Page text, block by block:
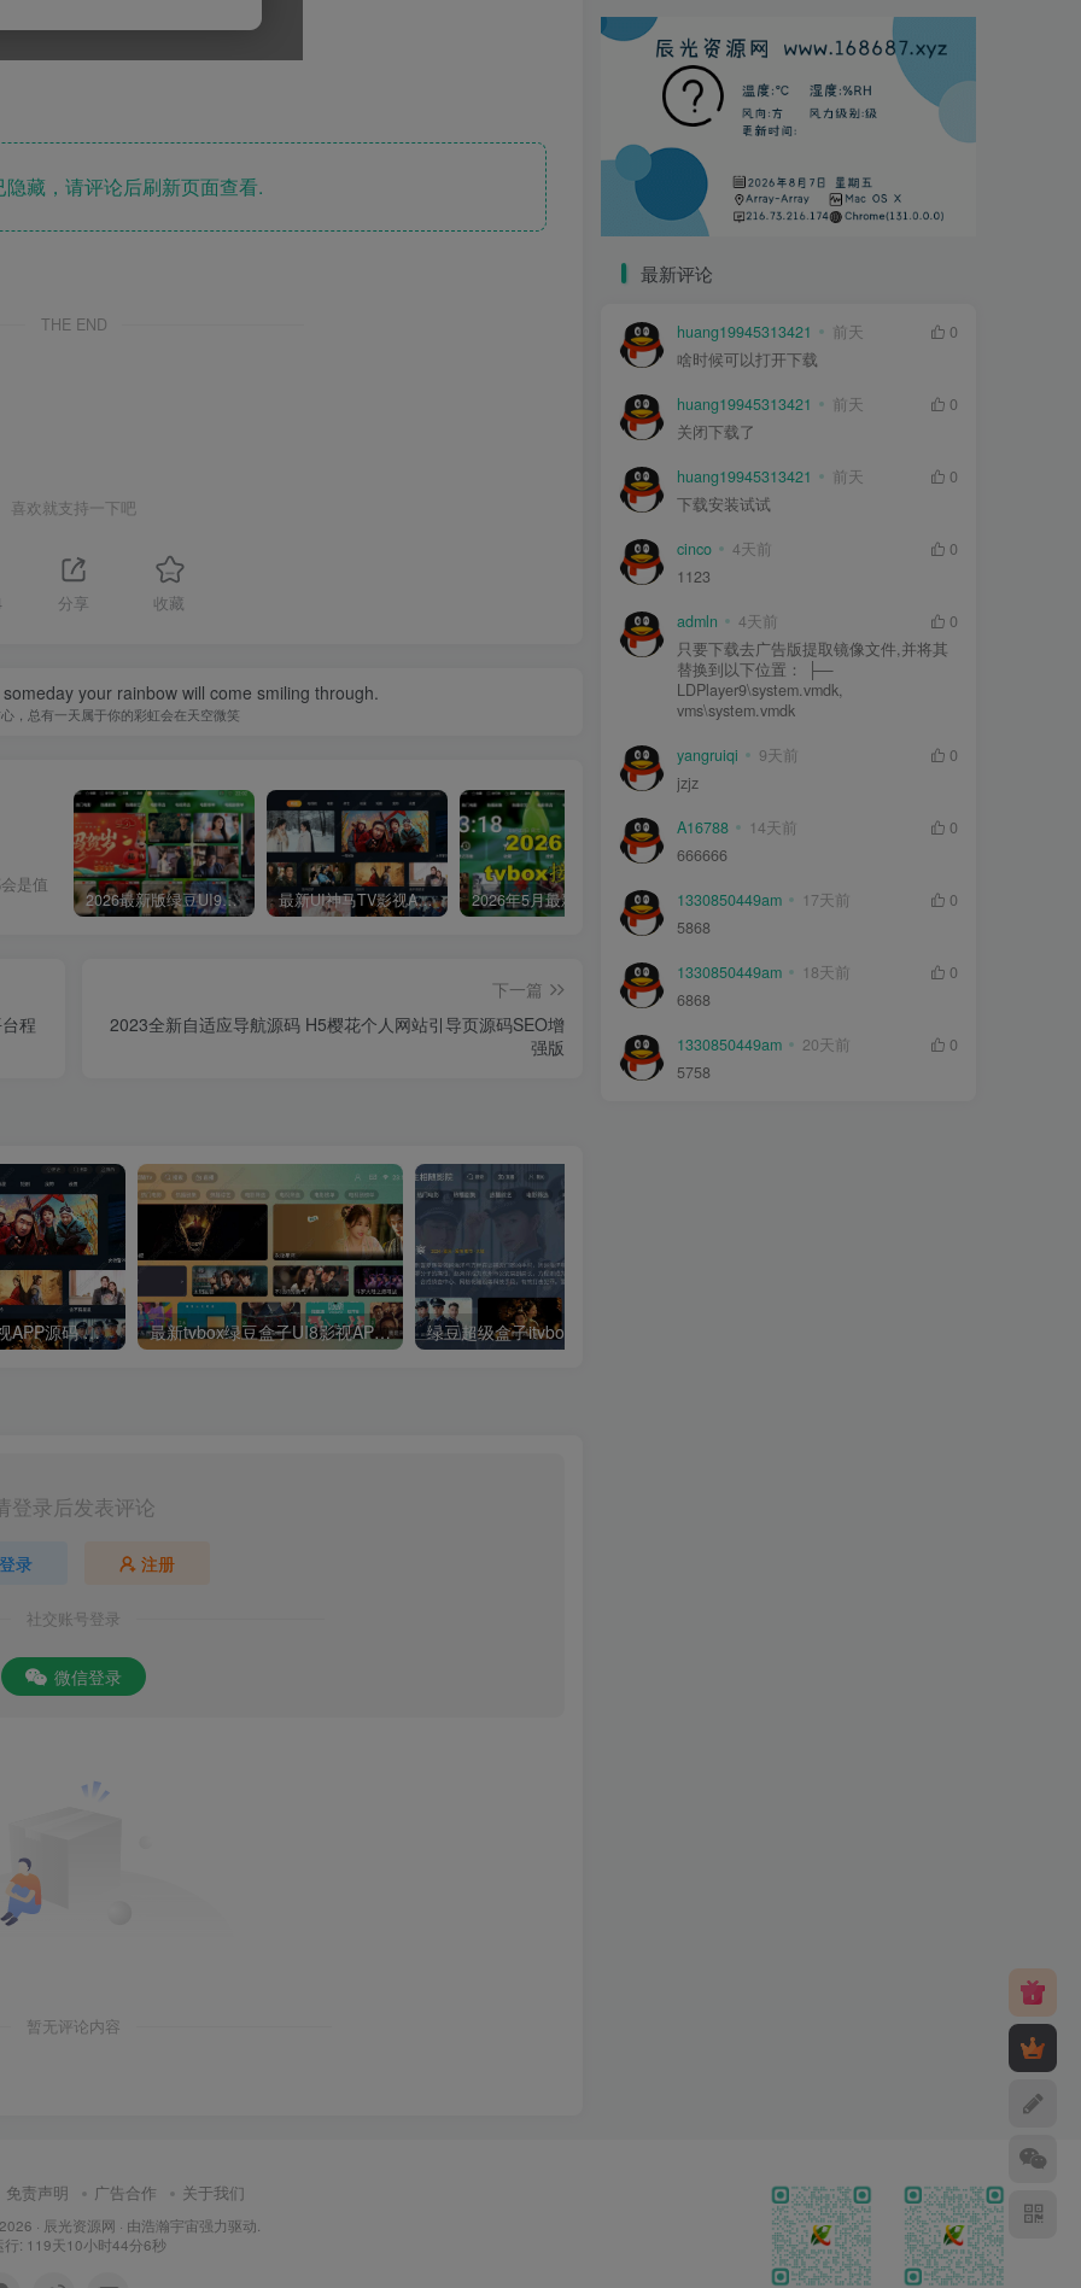
藏，请评论后刷新页面查看.
THE END
喜欢就支持一下吧
分享 收藏
your rainbow will come smiling through.
，总有一天属于你的彩虹会在天空微笑
是值
2026最新版绿豆UI9双端影视APP源码 最新UI神马TV影视APP源码 乐檬影视苹果CMS后台 包含前后端源码 2026年5月最新可用tvbox影视仓接口大全 最新tvbox绿豆盒子UI8影视APP源码新增后台添加直播及加密功能 TV端影视APP反编译源码支持会员系统/代理系统/直播/自带免签收款/批量生成卡密
程
下一篇
2023全新自适应导航源码 H5樱花个人网站引导页源码SEO增
强版
最新UI神马TV影视APP源码 乐檬影视苹果CMS后台 包含前后端源码 最新tvbox绿豆盒子UI8影视APP源码新增后台添加直播及加密功能 TV端影视APP反编译源码支持会员系统/代理系统/直播/自带免签收款/批量生成卡密
登录后发表评论
登录 注册
社交账号登录
微信登录
暂无评论内容
最新评论
huang19945313421 前天
0
啥时候可以打开下载
huang19945313421 前天
0
关闭下载了
huang19945313421 前天
0
下载安装试试
cinco 4天前
0
1123
admln 4天前
0
只要下载去广告版提取镜像文件,并将其
替换到以下位置： ├—
LDPlayer9\system.vmdk,
vms\system.vmdk
yangruiqi 9天前
0
jzjz
A16788 14天前
0
666666
1330850449am 17天前
0
5868
1330850449am 18天前
0
6868
1330850449am 20天前
0
5758
免责声明 广告合作 关于我们
· 辰光资源网 · 由浩瀚宇宙强力驱动.
行: 119天10小时44分7秒